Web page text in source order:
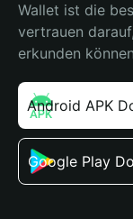
Wallet ist die
vertrauen
erkunden
Android APK
Google Play